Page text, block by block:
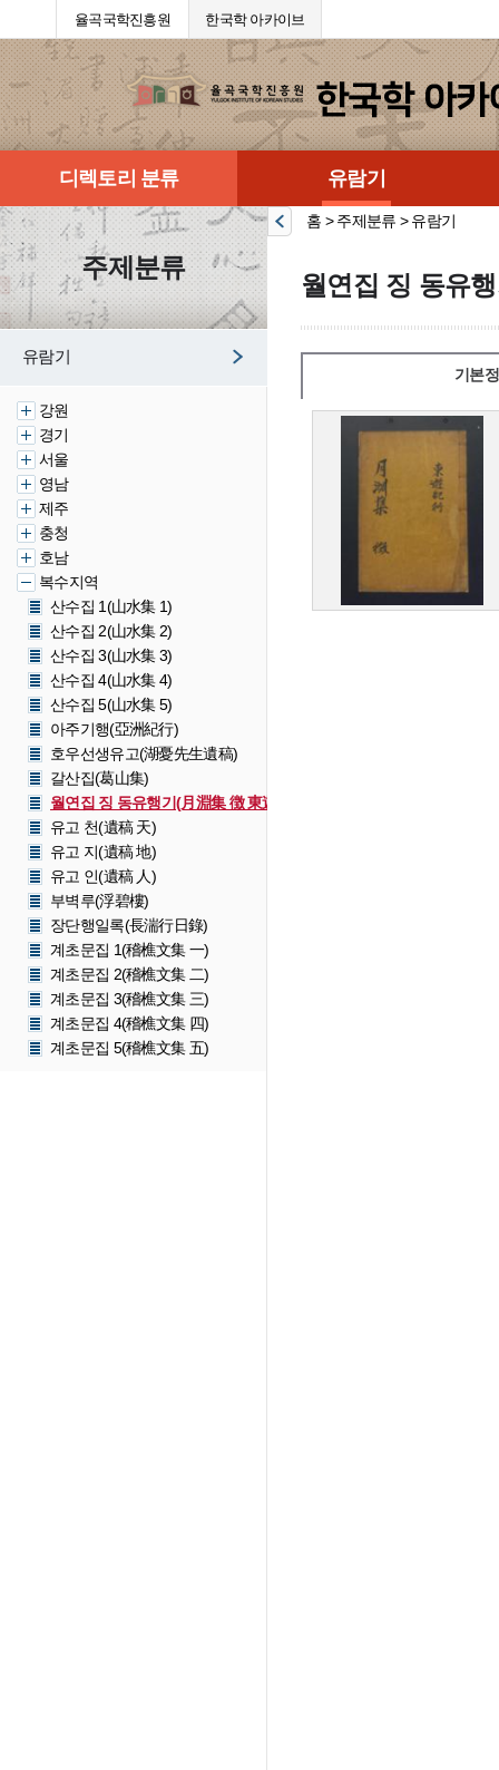
율곡국학진흥원 한국학 아카이브
디렉토리 분류 유람기
주제분류
유람기
강원
경기
서울
영남
제주
충청
호남
복수지역
산수집 1(山水集 1)
산수집 2(山水集 2)
산수집 3(山水集 3)
산수집 4(山水集 4)
산수집 5(山水集 5)
아주기행(亞洲紀行)
호우선생유고(湖憂先生遺稿)
갈산집(葛山集)
월연집 징 동유행기(月淵集 徴 東遊紀行)
유고 천(遺稿 天)
유고 지(遺稿 地)
유고 인(遺稿 人)
부벽루(浮碧樓)
장단행일록(長湍行日錄)
계초문집 1(稽樵文集 一)
계초문집 2(稽樵文集 二)
계초문집 3(稽樵文集 三)
계초문집 4(稽樵文集 四)
계초문집 5(稽樵文集 五)
홈 > 주제분류 > 유람기
월연집 징 동유
기본